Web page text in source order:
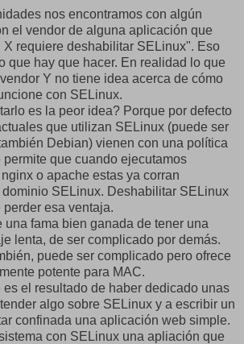
nos encontramos con algún
el vendor de alguna aplicación que
requiere deshabilitar SELinux". Eso
que hay que hacer. En realidad lo que
Y no tiene idea acerca de cómo
con SELinux.
es la peor idea? Porque por defecto
que utilizan SELinux (puede ser
Debian) vienen con una política
que cuando ejecutamos
o apache estas ya corran
SELinux. Deshabilitar SELinux
esa ventaja.
una fama bien ganada de tener una
lenta, de ser complicado por demás.
puede ser complicado pero ofrece
potente para MAC.
es el resultado de haber dedicado unas
algo sobre SELinux y a escribir un
confinada una aplicación web simple.
con SELinux una apliación que